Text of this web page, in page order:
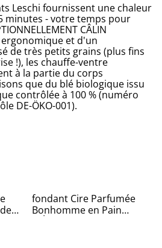
Leschi fournissent une chaleur
minutes - votre temps pour
CÂLIN
et d'un
de très petits grains (plus fins
!), les chauffe-ventre
à la partie du corps
que du blé biologique issu
contrôlée à 100 % (numéro
DE-ÖKO-001).
fondant Cire Parfumée
Bonhomme en Pain